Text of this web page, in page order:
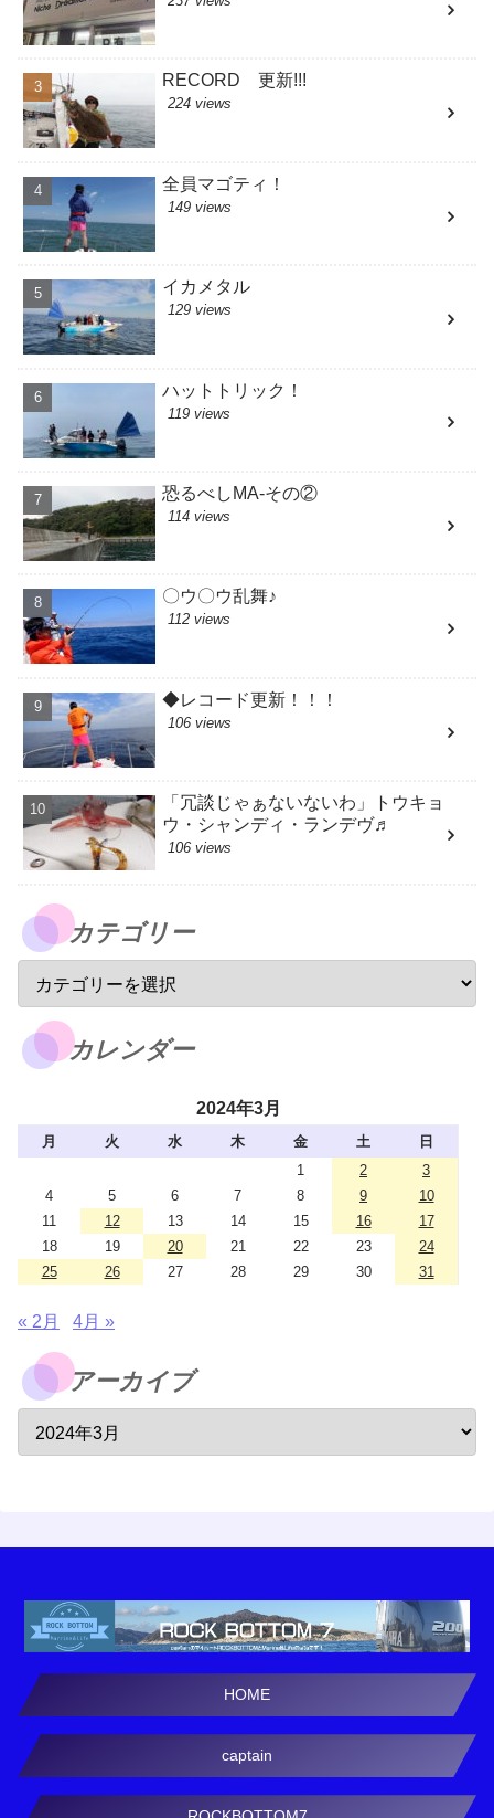
RECORD 更新!!!
224 views
全員マゴティ！
149 views
イカメタル
129 views
ハットトリック！
119 views
恐るべしMA-その②
114 views
〇ウ〇ウ乱舞♪
112 views
◆レコード更新！！！
106 views
「冗談じゃぁないないわ」トウキョ
ウ・シャンディ・ランデヴ♬
106 views
カテゴリー
カレンダー
2024年3月
月 火 水 木 金 土
日
1
2
3
4
5 6 7 8 9
10
11
12 13 14 15 16
17
18
19 20 21 22 23
24
25
26 27 28 29 30 31
« 2月 4月 »
アーカイブ
HOME
captain